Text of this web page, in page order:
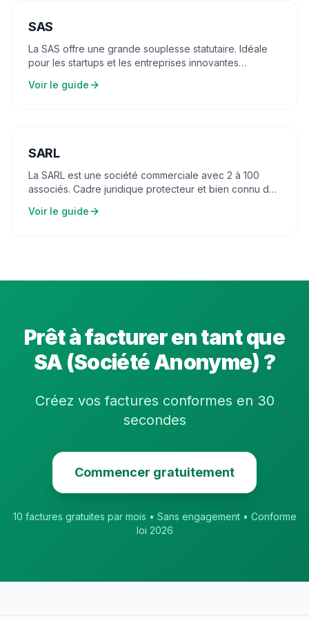
SAS
La SAS offre une grande souplesse statutaire. Idéale
pour les startups et les entreprises innovantes
Voir le guide
SARL
La SARL est une société commerciale avec 2 à 100
associés. Cadre juridique protecteur et bien connu des
Voir le guide
Prêt à facturer en tant que
SA (Société Anonyme) ?
Créez vos factures conformes en 30
secondes
Commencer gratuitement
10 factures gratuites par mois • Sans engagement • Conforme
loi 2026